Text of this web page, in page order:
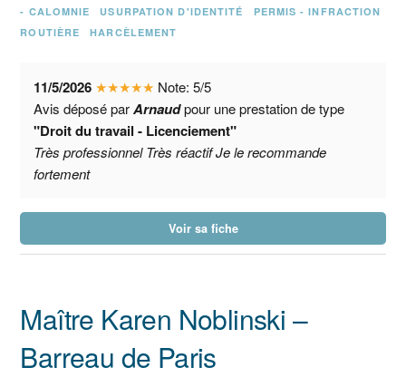
- CALOMNIE USURPATION D'IDENTITÉ
PERMIS - INFRACTION
ROUTIÈRE
HARCÈLEMENT
11/5/2026 ★★★★★ Note:5/5
Avis déposé parArnaudpour une prestation de type
"Droit du travail - Licenciement"
Très professionnel Très réactif Je le recommande
fortement
Voir sa fiche
Maître Karen Noblinski –
Barreau de Paris